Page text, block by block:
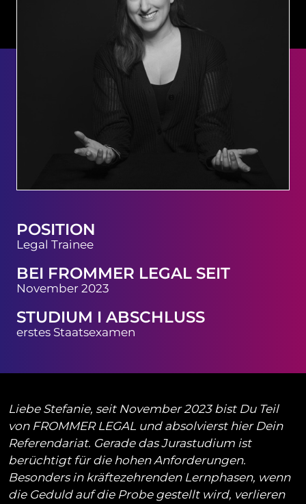
POSITION
Legal Trainee
BEI FROMMER LEGAL SEIT
November 2023
STUDIUM I ABSCHLUSS
erstes Staatsexamen
Liebe Stefanie, seit November 2023 bist Du Teil
von FROMMER LEGAL und absolvierst hier Dein
Referendariat. Gerade das Jurastudium ist
berüchtigt für die hohen Anforderungen.
Besonders in kräftezehrenden Lernphasen, wenn
die Geduld auf die Probe gestellt wird, verlieren